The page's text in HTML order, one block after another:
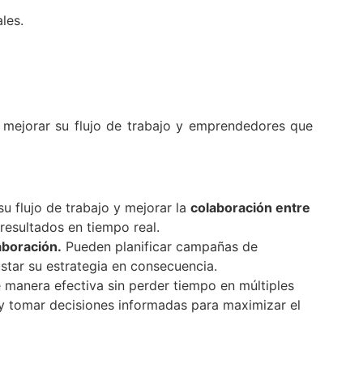
su flujo de trabajo y emprendedores que
flujo de trabajo y mejorar la colaboración entre
en tiempo real.
Pueden planificar campañas de
su estrategia en consecuencia.
efectiva sin perder tiempo en múltiples
tomar decisiones informadas para maximizar el